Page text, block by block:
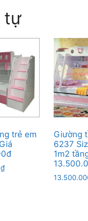
tự
trẻ em
₫
Giường
6237
1m2